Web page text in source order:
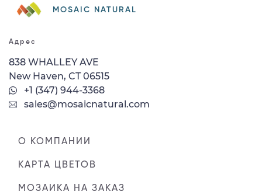
MOSAIC NATURAL
Адрес
838 WHALLEY AVE
New Haven, CT 06515
+1 (347) 944-3368
sales@mosaicnatural.com
О КОМПАНИИ
КАРТА ЦВЕТОВ
МОЗАИКА НА ЗАКАЗ